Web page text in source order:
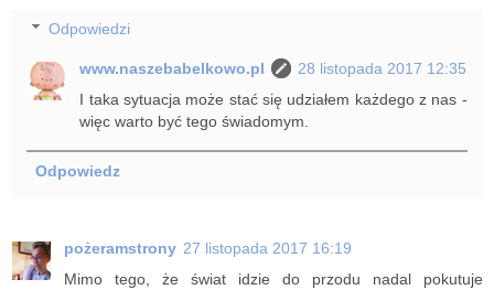
Odpowiedzi
www.naszebabelkowo.pl
28 listopada 2017 12:35
I taka sytuacja może stać się udziałem każdego z nas -
więc warto być tego świadomym.
Odpowiedz
pożeramstrony 27 listopada 2017 16:19
Mimo tego, że świat idzie do przodu nadal pokutuje